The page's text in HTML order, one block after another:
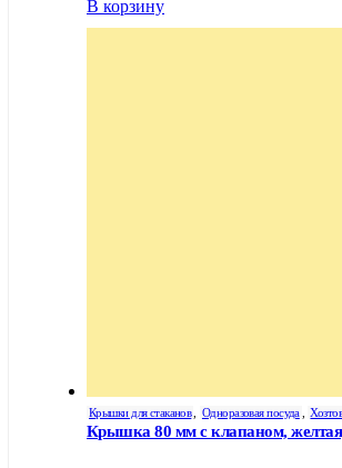
В корзину
Крышки для стаканов Одноразовая посуда
Крышка 80 мм с клапаном,